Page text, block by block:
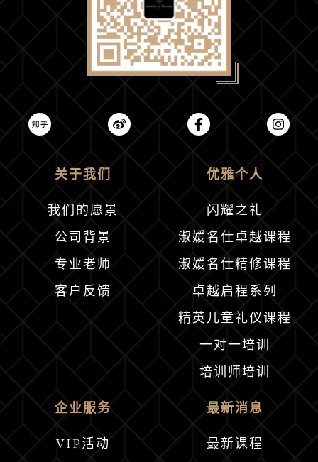
关于我们
我们的愿景
公司背景
专业老师
客户反馈
优雅个人
闪耀之礼
淑媛名仕卓越课程
淑媛名仕精修课程
卓越启程系列
精英儿童礼仪课程
一对一培训
培训师培训
企业服务
VIP活动
最新消息
最新课程